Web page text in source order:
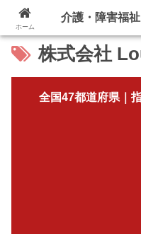
株式会社
全国47都道府県｜
ホーム
介護・障害福